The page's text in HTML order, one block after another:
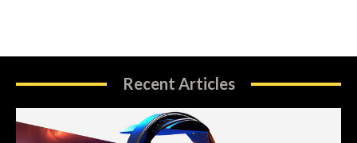
Recent Articles